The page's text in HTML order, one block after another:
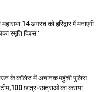
महासभा 14 अगस्त को हरिद्वार में मनाएगी
स्मृति दिवस ‘
के कॉलेज में अचानक पहुंची पुलिस
छात्र-छात्राओं का कराया